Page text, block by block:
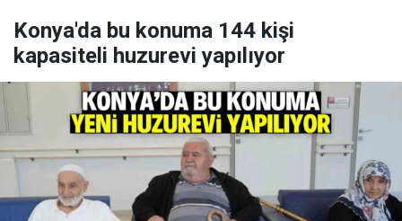
Konya'da bu konuma 144 kişi
kapasiteli huzurevi yapılıyor